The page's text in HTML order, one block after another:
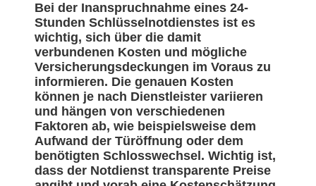
Bei der Inanspruchnahme eines 24-
Stunden Schlüsselnotdienstes ist es
wichtig, sich über die damit
verbundenen Kosten und mögliche
Versicherungsdeckungen im Voraus zu
informieren. Die genauen Kosten
können je nach Dienstleister variieren
und hängen von verschiedenen
Faktoren ab, wie beispielsweise dem
Aufwand der Türöffnung oder dem
benötigten Schlosswechsel. Wichtig ist,
dass der Notdienst transparente Preise